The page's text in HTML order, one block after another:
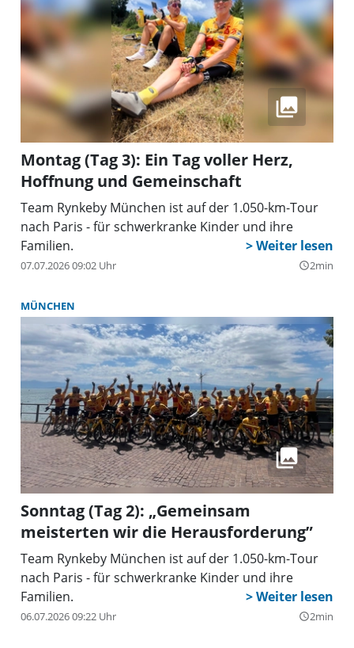
Montag (Tag 3): Ein Tag voller Herz,
Hoffnung und Gemeinschaft
Team Rynkeby München ist auf der 1.050-km-Tour
nach Paris - für schwerkranke Kinder und ihre
Familien.
07.07.2026 09:02 Uhr query_builder2min
MÜNCHEN
Sonntag (Tag 2): „Gemeinsam
meisterten wir die Herausforderung”
Team Rynkeby München ist auf der 1.050-km-Tour
nach Paris - für schwerkranke Kinder und ihre
Familien.
06.07.2026 09:22 Uhr query_builder2min